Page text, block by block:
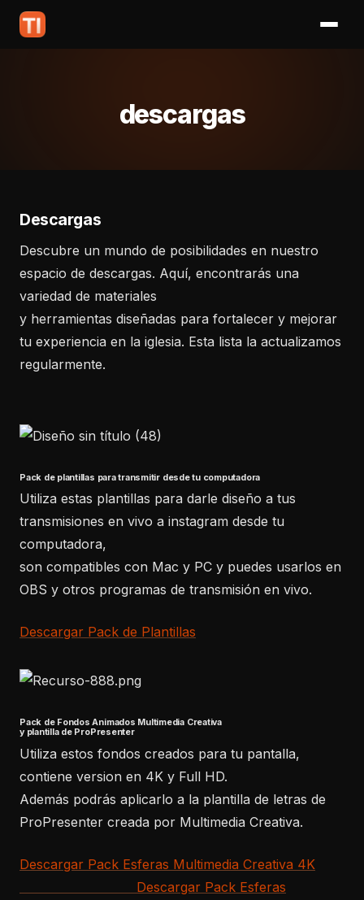
descargas
Descargas
Descubre un mundo de posibilidades en nuestro
espacio de descargas. Aquí, encontrarás una
variedad de materiales
y herramientas diseñadas para fortalecer y mejorar
tu experiencia en la iglesia. Esta lista la actualizamos
regularmente.
Pack de plantillas para transmitir desde tu computadora
Utiliza estas plantillas para darle diseño a tus
transmisiones en vivo a instagram desde tu
computadora,
son compatibles con Mac y PC y puedes usarlos en
OBS y otros programas de transmisión en vivo.
Descargar Pack de Plantillas
Pack de Fondos Animados Multimedia Creativa
y plantilla de ProPresenter
Utiliza estos fondos creados para tu pantalla,
contiene version en 4K y Full HD.
Además podrás aplicarlo a la plantilla de letras de
ProPresenter creada por Multimedia Creativa.
Descargar Pack Esferas Multimedia Creativa 4K
Descargar Pack Esferas